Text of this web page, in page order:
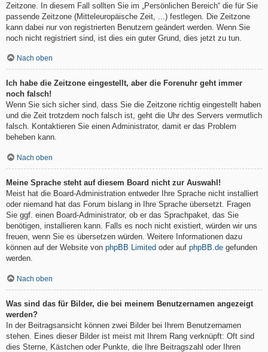
Zeitzone. In diesem Fall sollten Sie im „Persönlichen Bereich“ die für Sie
passende Zeitzone (Mitteleuropäische Zeit, ...) festlegen. Die Zeitzone
kann dabei nur von registrierten Benutzern geändert werden. Wenn Sie
noch nicht registriert sind, ist dies ein guter Grund, dies jetzt zu tun.
Nach oben
Ich habe die Zeitzone eingestellt, aber die Forenuhr geht immer
noch falsch!
Wenn Sie sich sicher sind, dass Sie die Zeitzone richtig eingestellt haben
und die Zeit trotzdem noch falsch ist, geht die Uhr des Servers vermutlich
falsch. Kontaktieren Sie einen Administrator, damit er das Problem
beheben kann.
Nach oben
Meine Sprache steht auf diesem Board nicht zur Auswahl!
Meist hat die Board-Administration entweder Ihre Sprache nicht installiert
oder niemand hat das Forum bislang in Ihre Sprache übersetzt. Fragen
Sie ggf. einen Board-Administrator, ob er das Sprachpaket, das Sie
benötigen, installieren kann. Falls es noch nicht existiert, würden wir uns
freuen, wenn Sie es übersetzen würden. Weitere Informationen dazu
können auf der Website von phpBB Limited oder auf phpBB.de gefunden
werden.
Nach oben
Was sind das für Bilder, die bei meinem Benutzernamen angezeigt
werden?
In der Beitragsansicht können zwei Bilder bei Ihrem Benutzernamen
stehen. Eines dieser Bilder ist meist mit Ihrem Rang verknüpft: Oft sind
dies Sterne, Kästchen oder Punkte, die Ihre Beitragszahl oder Ihren